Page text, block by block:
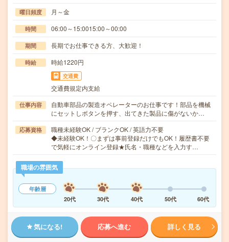
曜日頻度 月～金
時間 06:00～15:0015:00～00:00
期間 長期でお仕事できる方、大歓迎！
時給 時給1220円
交通費
交通費規定内支給
仕事内容
自動車部品の製造オペレーターのお仕事です！部品を機械
にセットしボタンを押す、出てきた製品に傷がないか…
応募資格
職種未経験OK / ブランクOK / 英語力不要
◆未経験OK！〇まずは事前登録だけでもOK！履歴書不要
で気軽にオンライン登録★氏名・職種などを入力す…
職場の雰囲気
年齢層
20代
30代 40代 50代 60代
気になる! 応募へ進む 詳しく見る